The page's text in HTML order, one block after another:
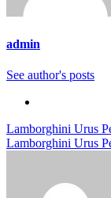
admin
See author's posts
Навигация
по
Lamborghini Urus
Lamborghini Urus